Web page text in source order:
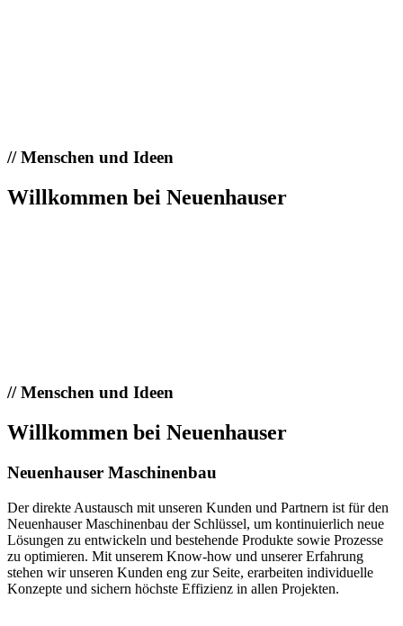
//Menschen und Ideen
Willkommen bei Neuenhauser
//Menschen und Ideen
Willkommen bei Neuenhauser
Neuenhauser Maschinenbau
Der direkte Austausch mit unseren Kunden und Partnern ist für den
Neuenhauser Maschinenbau der Schlüssel, um kontinuierlich neue
Lösungen zu entwickeln und bestehende Produkte sowie Prozesse
zu optimieren. Mit unserem Know-how und unserer Erfahrung
stehen wir unseren Kunden eng zur Seite, erarbeiten individuelle
Konzepte und sichern höchste Effizienz in allen Projekten.